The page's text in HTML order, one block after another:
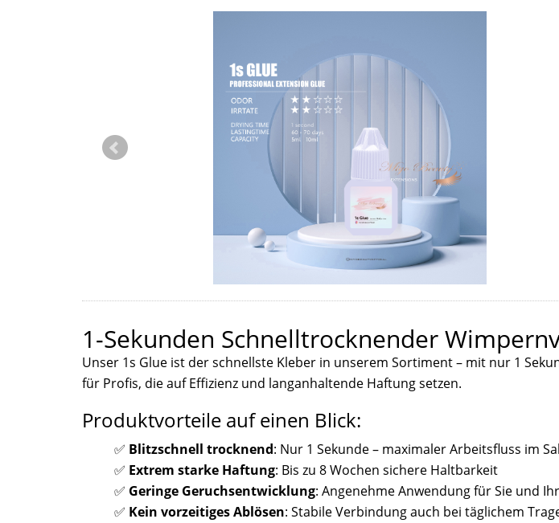
1-Sekunden Schnelltrocknender
Unser 1s Glue ist der schnellste Kleber in unserem Sortiment – mit nur 1
für Profis, die auf Effizienz und langanhaltende Haftung setzen.
Produktvorteile auf einen Blick:
✅ Blitzschnell trocknend: Nur 1 Sekunde – maximaler Arbeitsfluss im
✅ Extrem starke Haftung: Bis zu 8 Wochen sichere Haltbarkeit
✅ Geringe Geruchsentwicklung: Angenehme Anwendung für Sie und
✅ Kein vorzeitiges Ablösen: Stabile Verbindung auch bei täglichem